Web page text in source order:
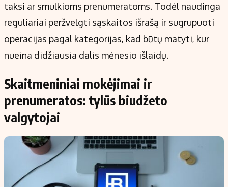
taksi ar smulkioms prenumeratoms. Todėl naudinga
reguliariai peržvelgti sąskaitos išrašą ir sugrupuoti
operacijas pagal kategorijas, kad būtų matyti, kur
nueina didžiausia dalis mėnesio išlaidų.
Skaitmeniniai mokėjimai ir
prenumeratos: tylūs biudžeto
valgytojai